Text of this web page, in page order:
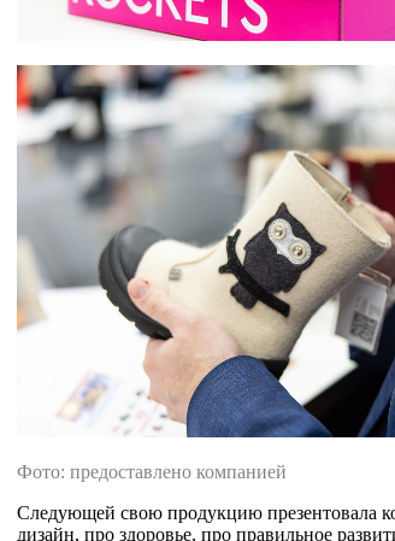
Фото: предоставлено компанией
Следующей свою продукцию презентовала
дизайн, про здоровье, про правильное